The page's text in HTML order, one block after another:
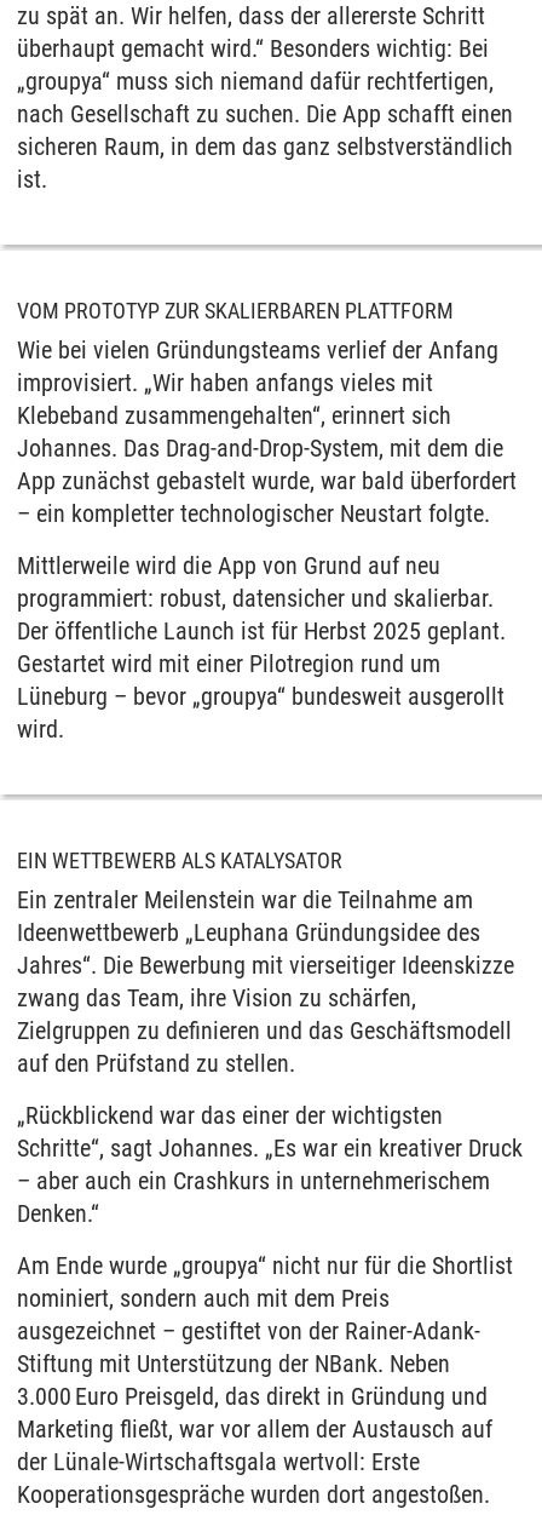
zu spät an. Wir helfen, dass der allererste Schritt
überhaupt gemacht wird.“ Besonders wichtig: Bei
„groupya“ muss sich niemand dafür rechtfertigen,
nach Gesellschaft zu suchen. Die App schafft einen
sicheren Raum, in dem das ganz selbstverständlich
ist.
VOM PROTOTYP ZUR SKALIERBAREN PLATTFORM
Wie bei vielen Gründungsteams verlief der Anfang
improvisiert. „Wir haben anfangs vieles mit
Klebeband zusammengehalten“, erinnert sich
Johannes. Das Drag-and-Drop-System, mit dem die
App zunächst gebastelt wurde, war bald überfordert
– ein kompletter technologischer Neustart folgte.
Mittlerweile wird die App von Grund auf neu
programmiert: robust, datensicher und skalierbar.
Der öffentliche Launch ist für Herbst 2025 geplant.
Gestartet wird mit einer Pilotregion rund um
Lüneburg – bevor „groupya“ bundesweit ausgerollt
wird.
EIN WETTBEWERB ALS KATALYSATOR
Ein zentraler Meilenstein war die Teilnahme am
Ideenwettbewerb „Leuphana Gründungsidee des
Jahres“. Die Bewerbung mit vierseitiger Ideenskizze
zwang das Team, ihre Vision zu schärfen,
Zielgruppen zu definieren und das Geschäftsmodell
auf den Prüfstand zu stellen.
„Rückblickend war das einer der wichtigsten
Schritte“, sagt Johannes. „Es war ein kreativer Druck
– aber auch ein Crashkurs in unternehmerischem
Denken.“
Am Ende wurde „groupya“ nicht nur für die Shortlist
nominiert, sondern auch mit dem Preis
ausgezeichnet – gestiftet von der Rainer-Adank-
Stiftung mit Unterstützung der NBank. Neben
3.000 Euro Preisgeld, das direkt in Gründung und
Marketing fließt, war vor allem der Austausch auf
der Lünale-Wirtschaftsgala wertvoll: Erste
Kooperationsgespräche wurden dort angestoßen.